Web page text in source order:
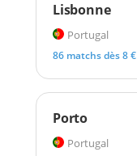
Lisbonne
Portugal
86 matchs dès 8 €
Porto
Portugal